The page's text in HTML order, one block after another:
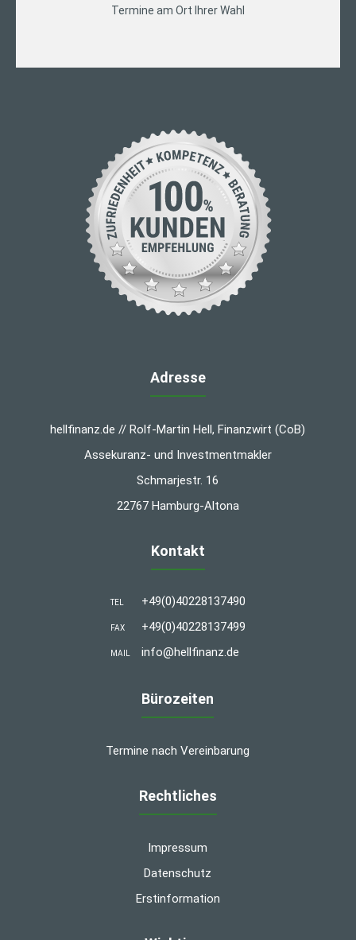
Termine am Ort Ihrer Wahl
Adresse
hellfinanz.de // Rolf-Martin Hell, Finanzwirt (CoB)
Assekuranz- und Investmentmakler
Schmarjestr. 16
22767 Hamburg-Altona
Kontakt
TEL +49(0)40228137490
FAX +49(0)40228137499
MAIL info@hellfinanz.de
Bürozeiten
Termine nach Vereinbarung
Rechtliches
Impressum
Datenschutz
Erstinformation